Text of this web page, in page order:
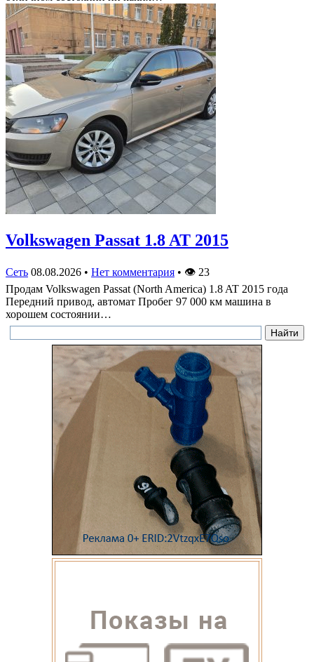
Volkswagen Passat 1.8 AT 2015
Сеть 08.08.2026 • Нет комментария • 👁 23
Продам Volkswagen Passat (North America) 1.8 AT 2015 года
Передний привод, автомат Пробег 97 000 км машина в
хорошем состоянии…